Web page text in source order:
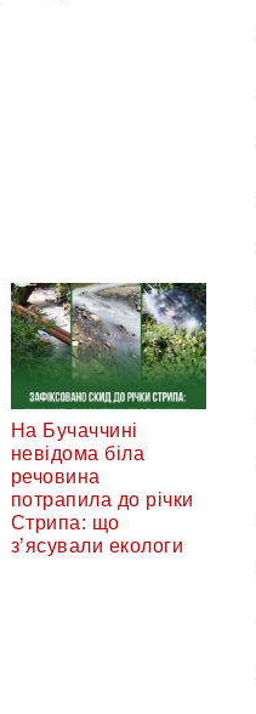
На Бучаччині
невідома біла
речовина
потрапила до річки
Стрипа: що
з’ясували екологи